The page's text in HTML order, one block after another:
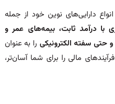
دارایی‌های نوین خود از جمله
با درآمد ثابت، بیمه‌های عمر و
حتی سفته الکترونیکی را به عنوان
مالی را برای شما آسان‌تر،